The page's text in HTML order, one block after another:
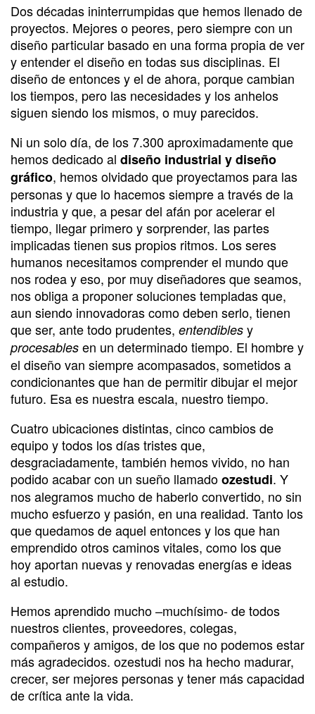
Dos décadas ininterrumpidas que hemos llenado de
proyectos. Mejores o peores, pero siempre con un
diseño particular basado en una forma propia de ver
y entender el diseño en todas sus disciplinas. El
diseño de entonces y el de ahora, porque cambian
los tiempos, pero las necesidades y los anhelos
siguen siendo los mismos, o muy parecidos.
Ni un solo día, de los 7.300 aproximadamente que
hemos dedicado al diseño industrial y diseño
gráfico, hemos olvidado que proyectamos para las
personas y que lo hacemos siempre a través de la
industria y que, a pesar del afán por acelerar el
tiempo, llegar primero y sorprender, las partes
implicadas tienen sus propios ritmos. Los seres
humanos necesitamos comprender el mundo que
nos rodea y eso, por muy diseñadores que seamos,
nos obliga a proponer soluciones templadas que,
aun siendo innovadoras como deben serlo, tienen
que ser, ante todo prudentes, entendibles y
procesables en un determinado tiempo. El hombre y
el diseño van siempre acompasados, sometidos a
condicionantes que han de permitir dibujar el mejor
futuro. Esa es nuestra escala, nuestro tiempo.
Cuatro ubicaciones distintas, cinco cambios de
equipo y todos los días tristes que,
desgraciadamente, también hemos vivido, no han
podido acabar con un sueño llamadoozestudi. Y
nos alegramos mucho de haberlo convertido, no sin
mucho esfuerzo y pasión, en una realidad. Tanto los
que quedamos de aquel entonces y los que han
emprendido otros caminos vitales, como los que
hoy aportan nuevas y renovadas energías e ideas
al estudio.
Hemos aprendido mucho –muchísimo- de todos
nuestros clientes, proveedores, colegas,
compañeros y amigos, de los que no podemos estar
más agradecidos. ozestudi nos ha hecho madurar,
crecer, ser mejores personas y tener más capacidad
de crítica ante la vida.